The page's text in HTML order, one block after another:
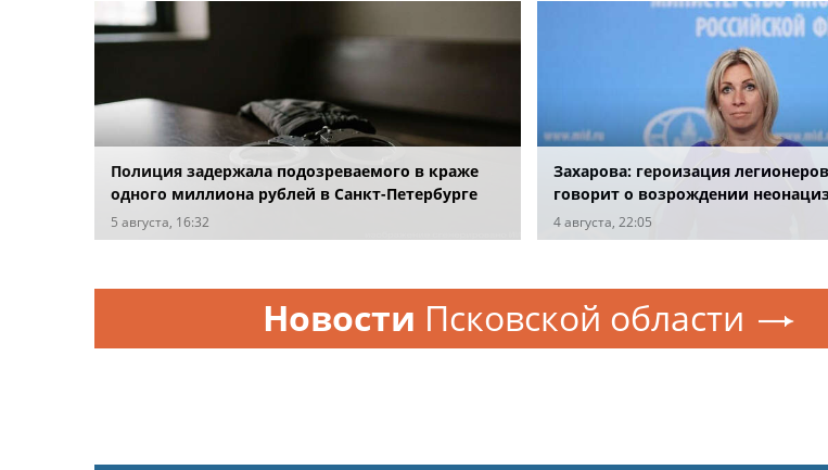
Полиция задержала подозреваемого в краже
одного миллиона рублей в Санкт-Петербурге
5 августа, 16:32
Захарова: героизация
говорит о возрождении
4 августа, 22:05
Новости Псковской области